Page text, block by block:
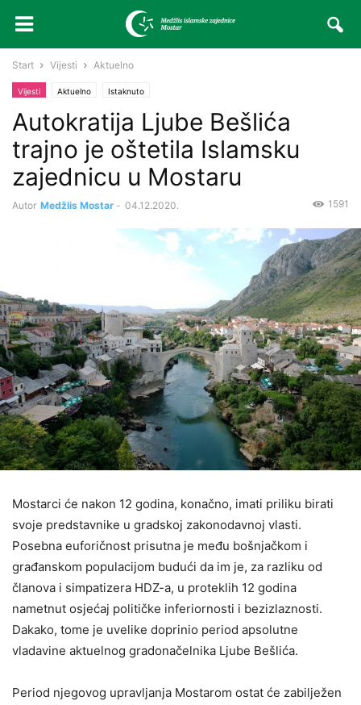
Start Vijesti Aktuelno
Vijesti Aktuelno Istaknuto
Autokratija Ljube Bešlića
trajno je oštetila Islamsku
zajednicu u Mostaru
Autor Medžlis Mostar - 04.12.2020. 1591
Mostarci će nakon 12 godina, konačno, imati priliku birati
svoje predstavnike u gradskoj zakonodavnoj vlasti.
Posebna euforičnost prisutna je među bošnjačkom i
građanskom populacijom budući da im je, za razliku od
članova i simpatizera HDZ-a, u proteklih 12 godina
nametnut osjećaj političke inferiornosti i bezizlaznosti.
Dakako, tome je uvelike doprinio period apsolutne
vladavine aktuelnog gradonačelnika Ljube Bešlića.
Period njegovog upravljanja Mostarom ostat će zabilježen